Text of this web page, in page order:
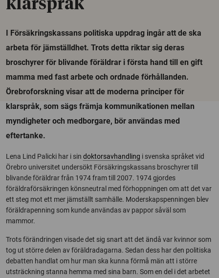
klarspråk
I Försäkringskassans politiska uppdrag ingår att de ska
arbeta för jämställdhet. Trots detta riktar sig deras
broschyrer för blivande föräldrar i första hand till en gift
mamma med fast arbete och ordnade förhållanden.
Örebroforskning visar att de moderna principer för
klarspråk, som sägs främja kommunikationen mellan
myndigheter och medborgare, bör användas med
eftertanke.
Lena Lind Palicki har i sin doktorsavhandling i svenska språket vid
Örebro universitet undersökt Försäkringskassans broschyrer till
blivande föräldrar från 1974 fram till 2007. 1974 gjordes
föräldraförsäkringen könsneutral med förhoppningen om att det var
ett steg mot ett mer jämställt samhälle. Moderskapspenningen blev
föräldrapenning som kunde användas av pappor såväl som
mammor.
Trots förändringen visade det sig snart att det ändå var kvinnor som
tog ut större delen av föräldradagarna. Sedan dess har den politiska
debatten handlat om hur man ska kunna förmå män att i större
utsträckning stanna hemma med sina barn. Som en del i det arbetet